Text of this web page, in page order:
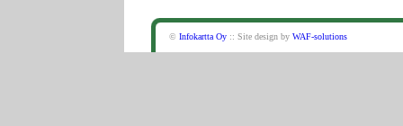
© Infokartta Oy :: Site design by WAF-solutions